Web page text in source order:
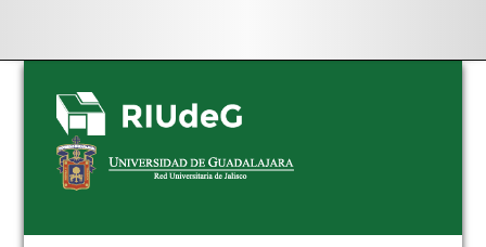
Skip
navigation